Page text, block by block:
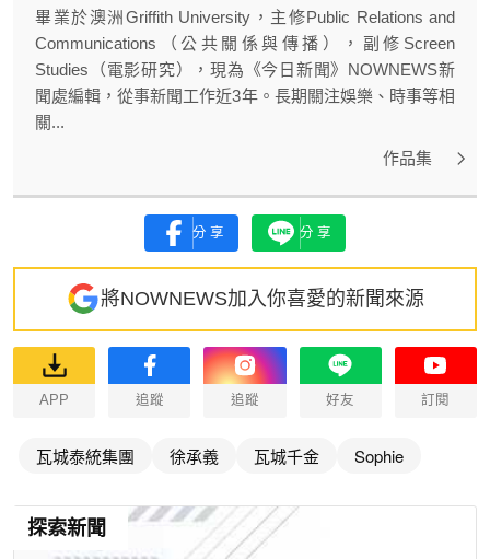
畢業於澳洲Griffith University，主修Public Relations and
Communications（公共關係與傳播），副修Screen
Studies（電影研究），現為《今日新聞》NOWNEWS新
聞處編輯，從事新聞工作近3年。長期關注娛樂、時事等相
關...
作品集
分享 分享
將NOWNEWS加入你喜愛的新聞來源
APP 追蹤 追蹤 好友 訂閱
瓦城泰統集團 徐承義 瓦城千金 Sophie
探索新聞